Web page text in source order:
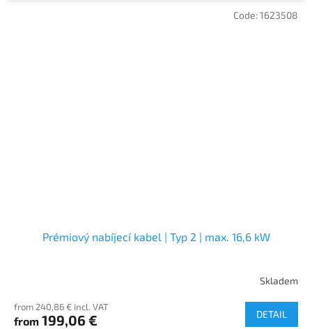
Prémiový nabíjecí kabel | Typ 2 | max. 16,6 kW
Skladem
from 240,86 € incl. VAT
from 199,06 € DETAIL
Code:1623508